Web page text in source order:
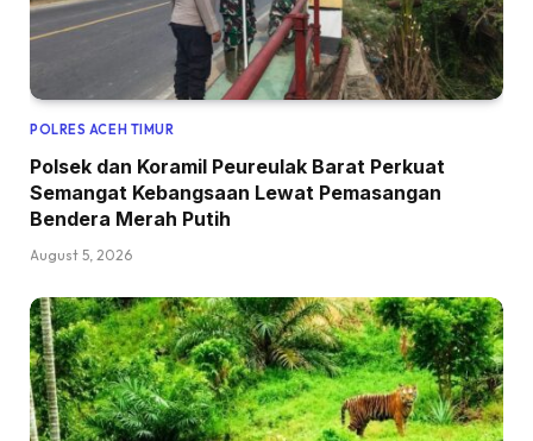
POLRES ACEH TIMUR
Polsek dan Koramil Peureulak Barat Perkuat
Semangat Kebangsaan Lewat Pemasangan
Bendera Merah Putih
August 5, 2026